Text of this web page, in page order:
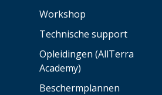
Workshop
Technische support
Opleidingen (AllTerra
Academy)
Beschermplannen